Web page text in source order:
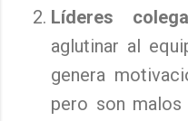
Líderes
aglutinar al
genera
pero son malos